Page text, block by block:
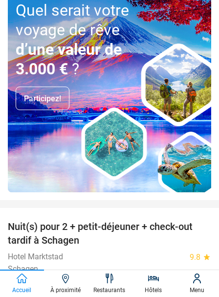
Quel serait votre
voyage de rêve
d’une valeur de
3.000 €?
Participez!
43%
Nuit(s) pour 2 + petit-déjeuner + check-out
tardif à Schagen
Hotel Marktstad 9.8 star
Schagen
Vendu : 1.415
174€
Accueil À proximité Restaurants Hôtels Menu